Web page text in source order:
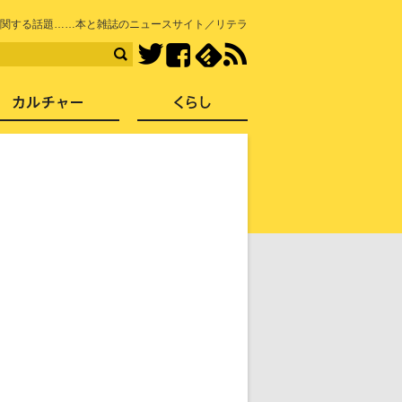
する話題……本と雑誌のニュースサイト／リテラ
TwitterFacebook
社会